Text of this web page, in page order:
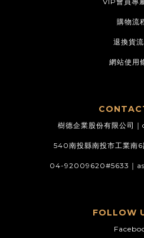
購物流
退換貨
網站使用
樹德企業股份有限公司
540南投縣南投市工業南
04-92009620#5633｜
FOLLOW